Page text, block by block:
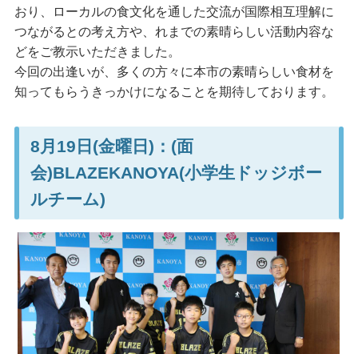
おり、ローカルの食文化を通した交流が国際相互理解に
つながるとの考え方や、れまでの素晴らしい活動内容な
どをご教示いただきました。
今回の出逢いが、多くの方々に本市の素晴らしい食材を
知ってもらうきっかけになることを期待しております。
8月19日(金曜日)：(面
会)BLAZEKANOYA(小学生ドッジボー
ルチーム)